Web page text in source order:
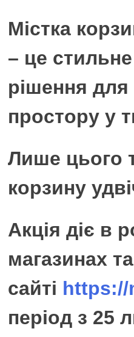
Містка
– це
рішення для
простору у
Лише цього
корзину
Акція діє в
магазинах
сайті https://
період з 25